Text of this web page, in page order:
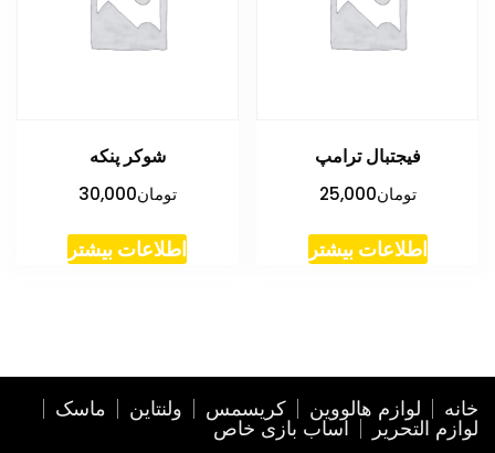
فیجتبال ترامپ
تومان25,000
اطلاعات بیشتر
شوکر پنکه
تومان30,000
اطلاعات بیشتر
خانه لوازم هالووین کریسمس ولنتاین ماسک
لوازم التحریر اساب بازی خاص